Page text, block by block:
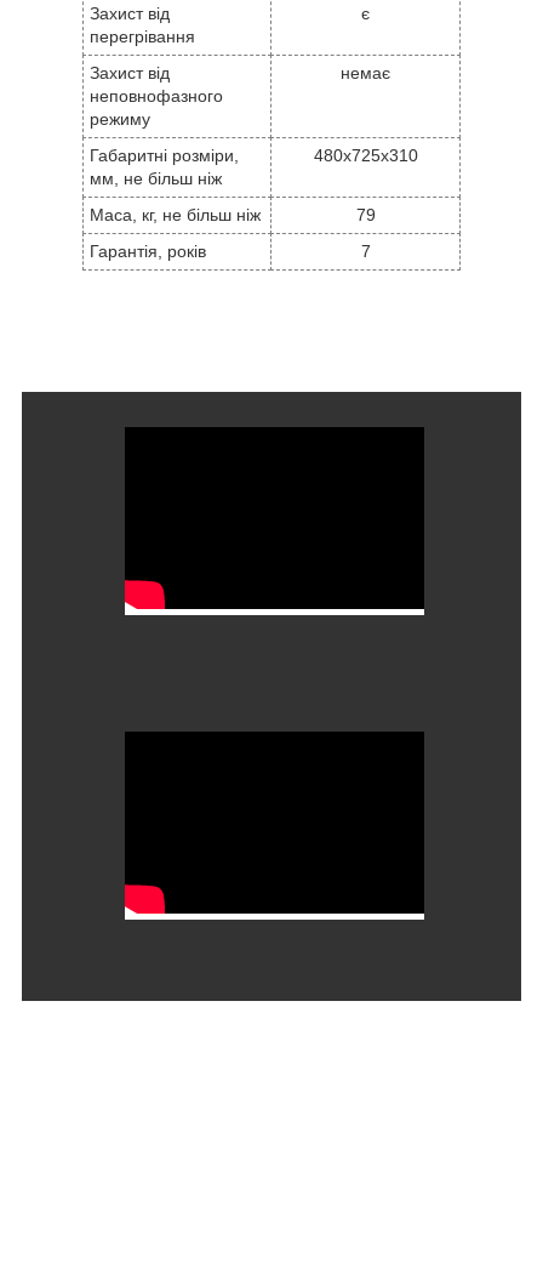
Захист від
перегрівання
є
Захист від
неповнофазного
режиму
немає
Габаритні розміри,
мм, не більш ніж
480x725x310
Маса, кг, не більш ніж
79
Гарантія, років
7